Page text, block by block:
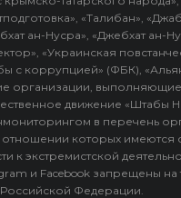
«Талибан»,
ан-Нусра», «Джебхат ан-
«Украинская
с коррупцией» (ФБК),
организации,
движение «Штабы
в перечень
отношении которых имеются
к экстремистской
и Facebook запрещены на
Российской Федерации.